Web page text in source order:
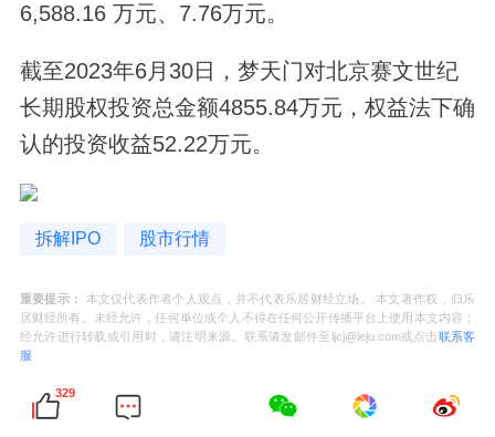
6,588.16 万元、7.76万元。
截至2023年6月30日，梦天门对北京赛文世纪
长期股权投资总金额4855.84万元，权益法下确
认的投资收益52.22万元。
拆解IPO 股市行情
重要提示：
本文仅代表作者个人观点，并不代表乐居财经立场。 本文著作权，归乐
居财经所有。未经允许，任何单位或个人不得在任何公开传播平台上使用本文内容；
经允许进行转载或引用时，请注明来源。联系请发邮件至ljcj@leju.com或点击联系客
服
329